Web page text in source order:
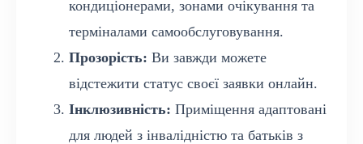
кондиціонерами, зонами очікування та
терміналами самообслуговування.
Прозорість: Ви завжди можете
відстежити статус своєї заявки онлайн.
Інклюзивність: Приміщення адаптовані
для людей з інвалідністю та батьків з